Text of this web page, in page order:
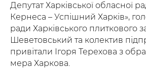
Депутат Харківської обласної
Кернеса – Успішний Харків»,
ради Харківського плиткового
Шеветовський та колектив
привітали Ігоря Терехова з
мера Харкова.